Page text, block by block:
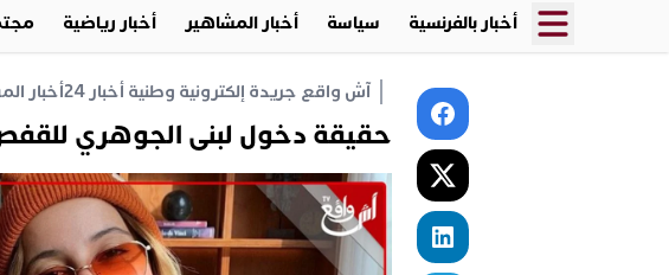
أخبار بالفرنسية سياسة أخبار المشاهير أخبار رياضية
آش واقع جريدة إلكترونية وطنية أخبار 24 أخبار
حقيقة دخول لبنى الجوهري